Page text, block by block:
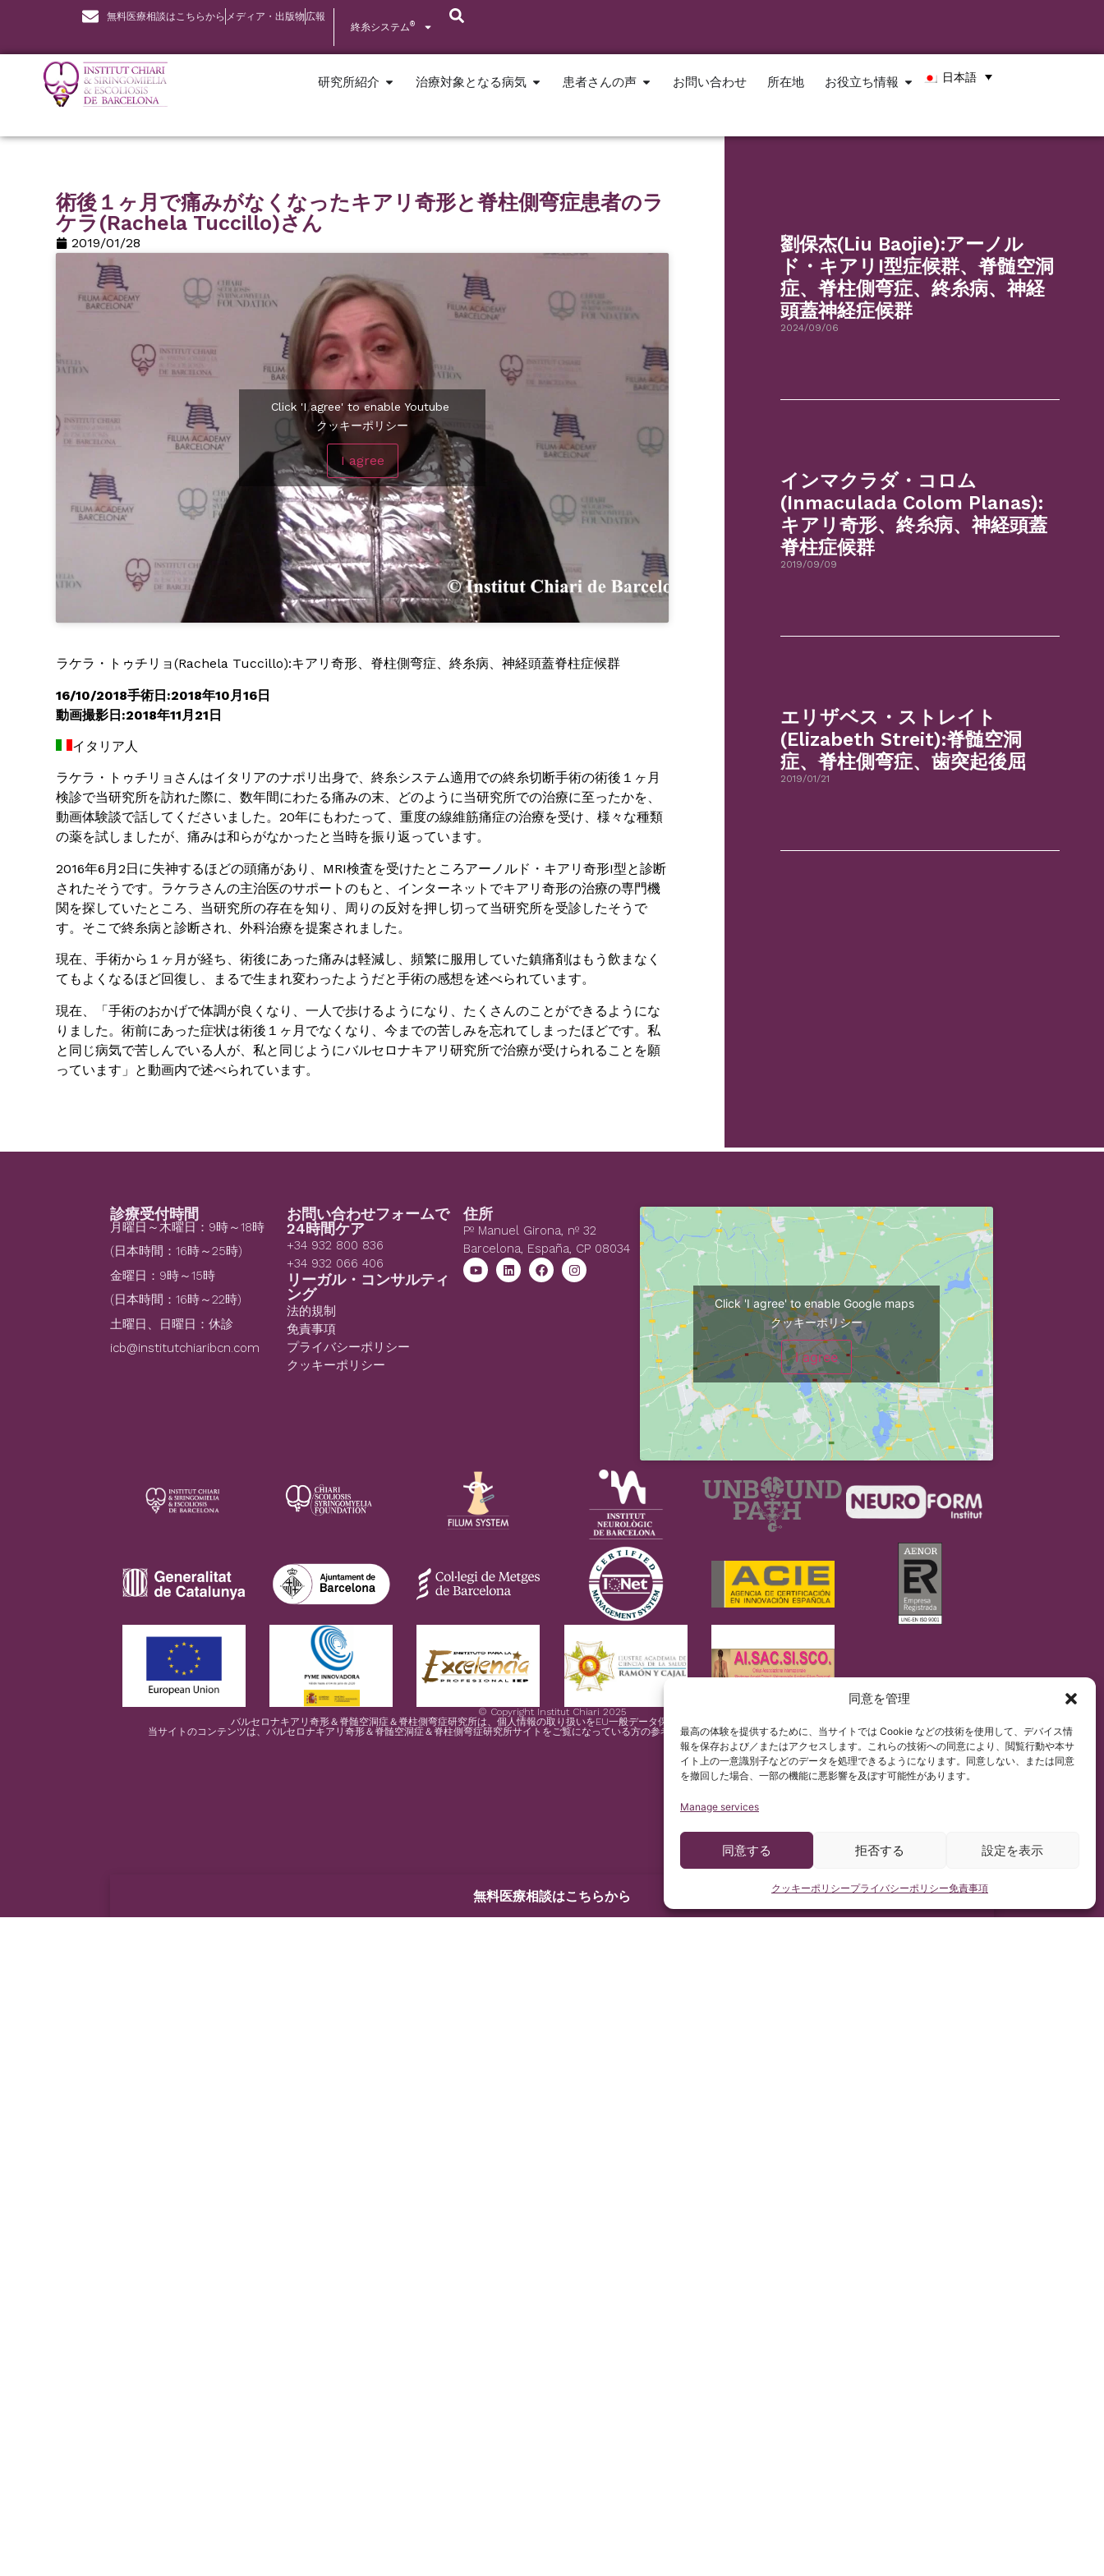
同意を管理
最高の体験を提供するために、当サイトでは Cookie などの技術を使用して、デバイス情
報を保存および／またはアクセスします。これらの技術への同意により、閲覧行動や本サ
イト上の一意識別子などのデータを処理できるようになります。同意しない、または同意
を撤回した場合、一部の機能に悪影響を及ぼす可能性があります。
Manage services
同意する 拒否する 設定を表示
クッキーポリシープライバシーポリシー免責事項
無料医療相談はこちらから メディア・出版物 広報
終糸システム®
研究所紹介 治療対象となる病気 患者さんの声 お問い合わせ 所在地 お役立ち情報 日本語
術後１ヶ月で痛みがなくなったキアリ奇形と脊柱側弯症患者のラ
ケラ(Rachela Tuccillo)さん
2019/01/28
Click 'I agree' to enable Youtube
クッキーポリシー
I agree
ラケラ・トゥチリョ(Rachela Tuccillo):キアリ奇形、脊柱側弯症、終糸病、神経頭蓋脊柱症候群
16/10/2018手術日:2018年10月16日
動画撮影日:2018年11月21日
イタリア人
ラケラ・トゥチリョさんはイタリアのナポリ出身で、終糸システム適用での終糸切断手術の術後１ヶ月
検診で当研究所を訪れた際に、数年間にわたる痛みの末、どのように当研究所での治療に至ったかを、
動画体験談で話してくださいました。20年にもわたって、重度の線維筋痛症の治療を受け、様々な種類
の薬を試しましたが、痛みは和らがなかったと当時を振り返っています。
2016年6月2日に失神するほどの頭痛があり、MRI検査を受けたところアーノルド・キアリ奇形I型と診断
されたそうです。ラケラさんの主治医のサポートのもと、インターネットでキアリ奇形の治療の専門機
関を探していたところ、当研究所の存在を知り、周りの反対を押し切って当研究所を受診したそうで
す。そこで終糸病と診断され、外科治療を提案されました。
現在、手術から１ヶ月が経ち、術後にあった痛みは軽減し、頻繁に服用していた鎮痛剤はもう飲まなく
てもよくなるほど回復し、まるで生まれ変わったようだと手術の感想を述べられています。
現在、「手術のおかげで体調が良くなり、一人で歩けるようになり、たくさんのことができるようにな
りました。術前にあった症状は術後１ヶ月でなくなり、今までの苦しみを忘れてしまったほどです。私
と同じ病気で苦しんでいる人が、私と同じようにバルセロナキアリ研究所で治療が受けられることを願
っています」と動画内で述べられています。
劉保杰(Liu Baojie):アーノル
ド・キアリI型症候群、脊髄空洞
症、脊柱側弯症、終糸病、神経
頭蓋神経症候群
2024/09/06
インマクラダ・コロム
(Inmaculada Colom Planas):
キアリ奇形、終糸病、神経頭蓋
脊柱症候群
2019/09/09
エリザベス・ストレイト
(Elizabeth Streit):脊髄空洞
症、脊柱側弯症、歯突起後屈
2019/01/21
診療受付時間
月曜日～木曜日：9時～18時
(日本時間：16時～25時)
金曜日：9時～15時
(日本時間：16時～22時)
土曜日、日曜日：休診
icb@institutchiaribcn.com
お問い合わせフォームで
24時間ケア
+34 932 800 836
+34 932 066 406
リーガル・コンサルティ
ング
法的規制
免責事項
プライバシーポリシー
クッキーポリシー
住所
Pº Manuel Girona, nº 32
Barcelona, España, CP 08034
Click 'I agree' to enable Google maps
クッキーポリシー
I agree
© Copyright Institut Chiari 2025
バルセロナキアリ奇形＆脊髄空洞症＆脊柱側弯症研究所は、個人情報の取り扱いをEU一般データ保護規則(規則2016/679)に従って行っています。
当サイトのコンテンツは、バルセロナキアリ奇形＆脊髄空洞症＆脊柱側弯症研究所サイトをご覧になっている方の参考のために、スペイン語コンテンツを非公式に和訳したものです。
無料医療相談はこちらから